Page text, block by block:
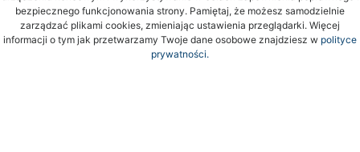
bezpiecznego funkcjonowania strony. Pamiętaj, że możesz samodzielnie
zarządzać plikami cookies, zmieniając ustawienia przeglądarki. Więcej
informacji o tym jak przetwarzamy Twoje dane osobowe znajdziesz w polityce
prywatności.